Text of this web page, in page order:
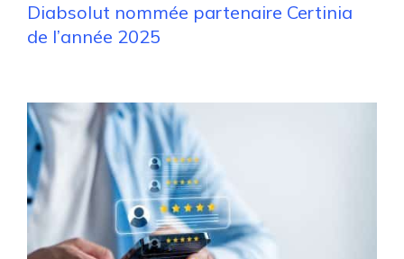
Diabsolut nommée partenaire Certinia
de l’année 2025